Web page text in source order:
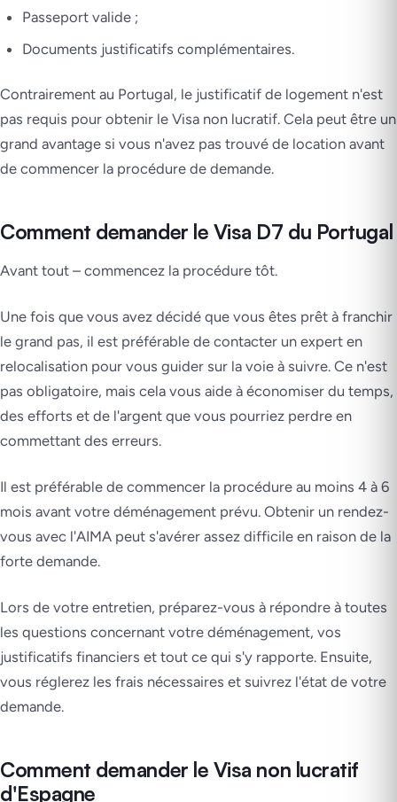
Passeport valide ;
Documents justificatifs complémentaires.
Contrairement au Portugal, le justificatif de logement n'est
pas requis pour obtenir le Visa non lucratif. Cela peut être un
grand avantage si vous n'avez pas trouvé de location avant
de commencer la procédure de demande.
Comment demander le Visa D7 du Portugal
Avant tout – commencez la procédure tôt.
Une fois que vous avez décidé que vous êtes prêt à franchir
le grand pas, il est préférable de contacter un expert en
relocalisation pour vous guider sur la voie à suivre. Ce n'est
pas obligatoire, mais cela vous aide à économiser du temps,
des efforts et de l'argent que vous pourriez perdre en
commettant des erreurs.
Il est préférable de commencer la procédure au moins 4 à 6
mois avant votre déménagement prévu. Obtenir un rendez-
vous avec l'AIMA peut s'avérer assez difficile en raison de la
forte demande.
Lors de votre entretien, préparez-vous à répondre à toutes
les questions concernant votre déménagement, vos
justificatifs financiers et tout ce qui s'y rapporte. Ensuite,
vous réglerez les frais nécessaires et suivrez l'état de votre
demande.
Comment demander le Visa non lucratif
d'Espagne